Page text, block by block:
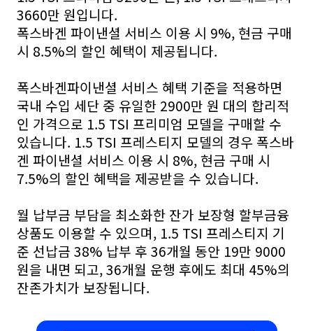
3660만 원입니다.
폭스바겐 파이낸셜 서비스 이용 시 9%, 현금 구매
시 8.5%의 할인 혜택이 제공됩니다.
폭스바겐파이낸셜 서비스 혜택 기준을 적용하면
국내 수입 세단 중 유일한 2900만 원 대의 합리적
인 가격으로 1.5 TSI 프리미엄 모델을 구매할 수
있습니다. 1.5 TSI 프레스티지 모델의 경우 폭스바
겐 파이낸셜 서비스 이용 시 8%, 현금 구매 시
7.5%의 할인 혜택을 제공받을 수 있습니다.
월 납부금 부담을 최소화한 잔가 보장형 할부금융
상품도 이용할 수 있으며, 1.5 TSI 프레스티지 기
준 선납금 38% 납부 후 36개월 동안 19만 9000
원을 내면 되고, 36개월 운행 후에도 최대 45%의
잔존가치가 보장됩니다.